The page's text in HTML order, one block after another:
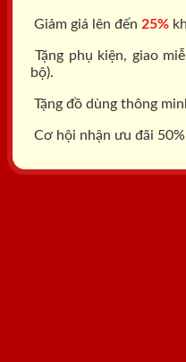
Giảm giá lên đến 25%
Tặng phụ kiện, giao
bộ).
Tặng đồ dùng thông
Cơ hội nhận ưu đãi